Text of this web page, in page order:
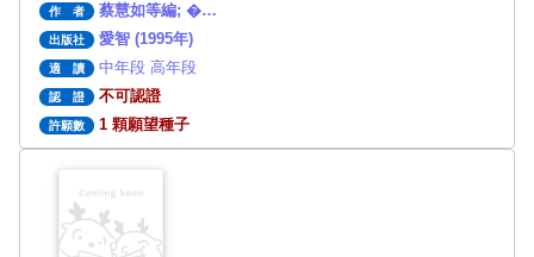
作 者 蔡慧如等編; �…
出版社 愛智 (1995年)
適 讀 中年段 高年段
認 證 不可認證
許願數 1 顆願望種子